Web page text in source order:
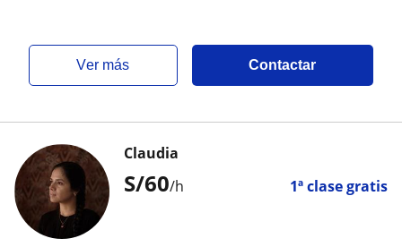
ver más Contactar
S/60/h 1ª clase gratis
Claudia